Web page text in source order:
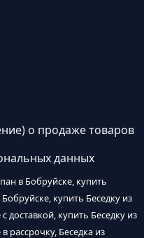
о продаже товаров
данных
в Бобруйске, купить
купить Беседку из
доставкой, купить Беседку из
рассрочку, Беседка из